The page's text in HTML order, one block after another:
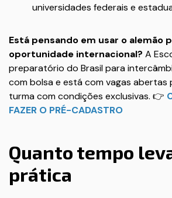
universidades federais e
Está pensando em usar o alemão
oportunidade internacional? A
preparatório do Brasil para
com bolsa e está com vagas abertas
turma com condições exclusivas. 👉
FAZER O PRÉ-CADASTRO
Quanto tempo
prática